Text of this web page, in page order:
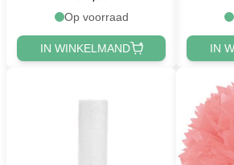
Op voorraad
IN WINKELMAND IN